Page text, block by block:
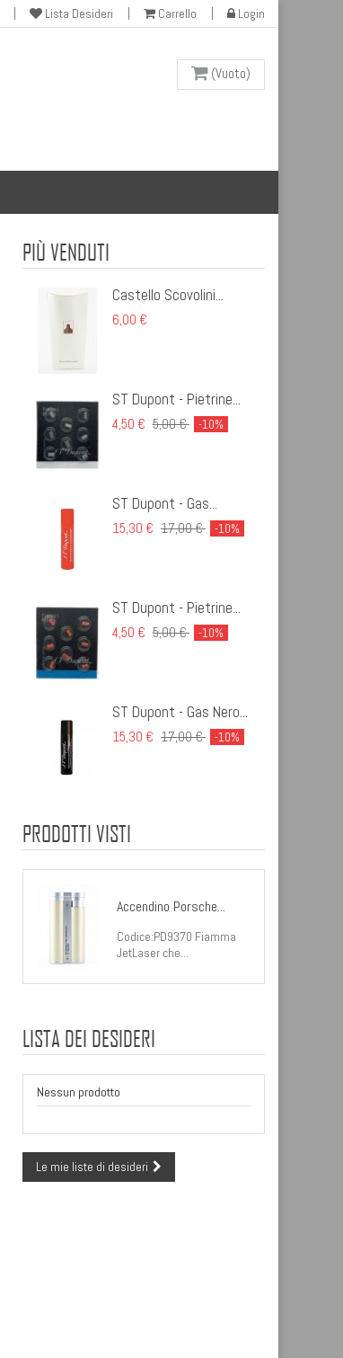
Lista Desideri Carrello Login
(Vuoto)
PIÙ VENDUTI
Castello Scovolini...
6,00 €
ST Dupont - Pietrine...
4,50 € 5,00 € -10%
ST Dupont - Gas...
15,30 € 17,00 € -10%
ST Dupont - Pietrine...
4,50 € 5,00 € -10%
ST Dupont - Gas Nero...
15,30 € 17,00 € -10%
PRODOTTI VISTI
Accendino Porsche...
Codice:PD9370 Fiamma
JetLaser che...
LISTA DEI DESIDERI
Nessun prodotto
Le mie liste di desideri